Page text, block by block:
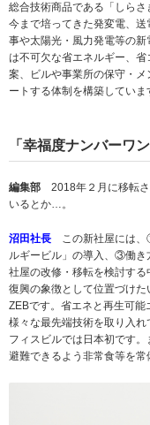
総合技術商品である「しらさ
今まで培ってきた発変電、
事や太陽光・風力発電等の
は不可欠な省エネルギー、
案、ビルや事業所の保守・
ートする体制を構築していま
「幸福度ナンバーワ
編集部 2018年２月に移転さ
いるとか…。
沼田社長 この新社屋には、
ルギービル」の導入、③働き
社屋の改修・移転を検討す
復興の象徴として位置づけ
ZEBです。省エネと再生可能
様々な最先端技術を取り入
フィスビルでは日本初です
避難できるよう非常食等を常